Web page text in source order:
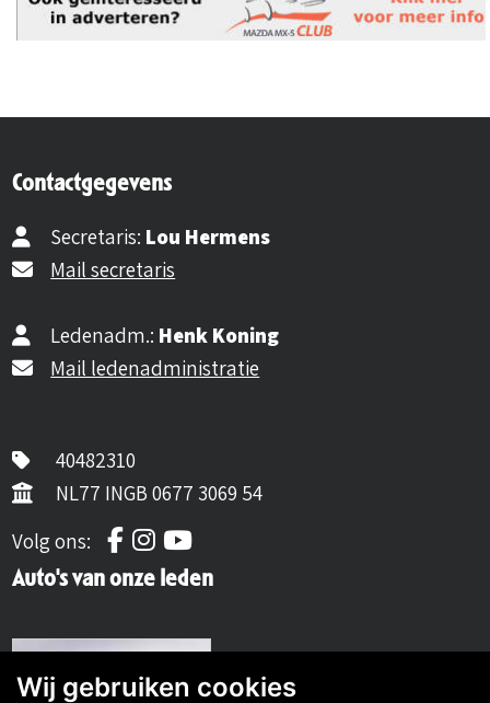
Contactgegevens
Secretaris: Lou Hermens
Mail secretaris
Ledenadm.: Henk Koning
Mail ledenadministratie
40482310
NL77 INGB 0677 3069 54
Volg ons:
Volg ons op Facebook
Volg ons op Instagram
Volg ons op YouTube
Auto's van onze leden
Wij gebruiken cookies